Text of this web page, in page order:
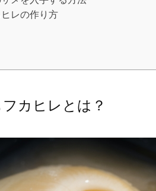
レの作り方
カヒレとは？